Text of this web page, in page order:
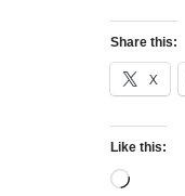
Share this:
X
Like this: